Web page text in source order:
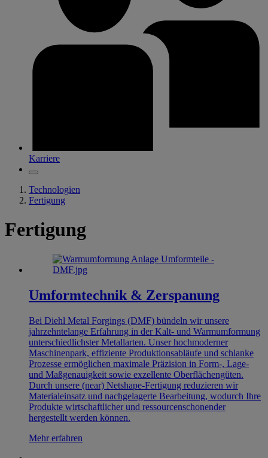
Karriere
Technologien
Fertigung
Fertigung
Umformtechnik & Zerspanung
Bei Diehl Metal Forgings (DMF) bündeln wir unsere
jahrzehntelange Erfahrung in der Kalt- und Warmumformung
unterschiedlichster Metallarten. Unser hochmoderner
Maschinenpark, effiziente Produktionsabläufe und schlanke
Prozesse ermöglichen maximale Präzision in Form-, Lage-
und Maßgenauigkeit sowie exzellente Oberflächengüten.
Durch unsere (near) Netshape-Fertigung reduzieren wir
Materialeinsatz und nachgelagerte Bearbeitung, wodurch Ihre
Produkte wirtschaftlicher und ressourcenschonender
hergestellt werden können.
Mehr erfahren